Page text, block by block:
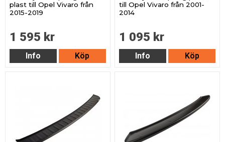
plast till Opel Vivaro från
2015-2019
1 595 kr
Info Köp
till Opel Vivaro från 2001-
2014
1 095 kr
Info Köp